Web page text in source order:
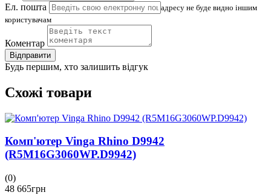
Ел. пошта
адресу не буде видно іншим
користувачам
Коментар
Відправити
Будь першим, хто залишить відгук
Схожі товари
Комп'ютер Vinga Rhino D9942
(R5M16G3060WP.D9942)
(0)
48 665грн